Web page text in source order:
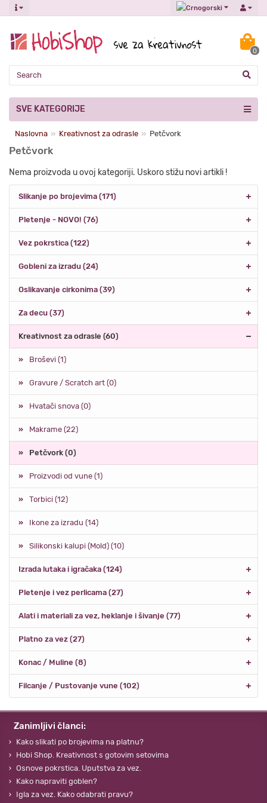
0
SVE KATEGORIJE
Naslovna Kreativnost za odrasle Petčvork
Petčvork
Nema proizvoda u ovoj kategoriji. Uskoro stižu novi artikli !
Slikanje po brojevima (171)
Pletenje - NOVO! (76)
Vez pokrstica (122)
Gobleni za izradu (24)
Oslikavanje cirkonima (39)
Za decu (37)
Kreativnost za odrasle (60)
Broševi (1)
Gravure / Scratch art (0)
Hvatači snova (0)
Makrame (22)
Petčvork (0)
Proizvodi od vune (1)
Torbici (12)
Ikone za izradu (14)
Silikonski kalupi (Mold) (10)
Izrada lutaka i igračaka (124)
Pletenje i vez perlicama (27)
Alati i materiali za vez, heklanje i šivanje (77)
Platno za vez (27)
Konac / Muline (8)
Filcanje / Pustovanje vune (102)
Zanimljivi članci:
Kako slikati po brojevima na platnu?
Hobi Shop. Kreativnost s gotovim setovima
Osnove pokrstica. Uputstva za vez.
Kako napraviti goblen?
Igla za vez. Kako odabrati pravu?